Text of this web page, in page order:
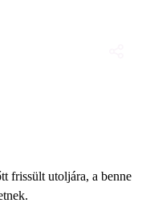
frissült utoljára, a benne